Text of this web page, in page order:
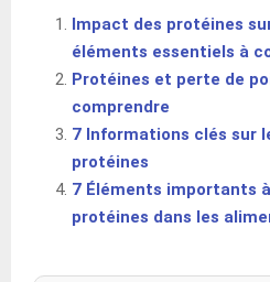
Impact des protéines
éléments essentiels à
Protéines et perte de
comprendre
7 Informations clés sur
protéines
7 Éléments importants
protéines dans les